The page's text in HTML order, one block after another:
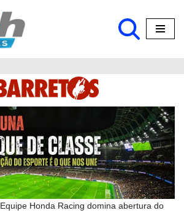
Equipe Honda Racing domina abertura do